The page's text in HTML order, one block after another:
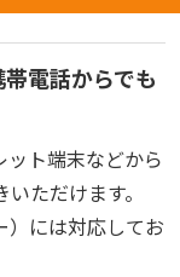
電話からでも
ト端末などから
ただけます。
）には対応してお